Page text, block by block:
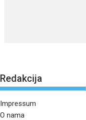
Redakcija
Impressum
O nama